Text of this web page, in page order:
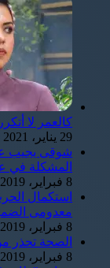
كالعمر لا أتكرر
29 يناير، 2021
شوقى يجيب
المشكلة في
8 فبراير، 2019
استكمال
معدومى
8 فبراير، 2019
الصحة تحذر من 13 دواءً ومستحضرًا للتجميل
8 فبراير، 2019